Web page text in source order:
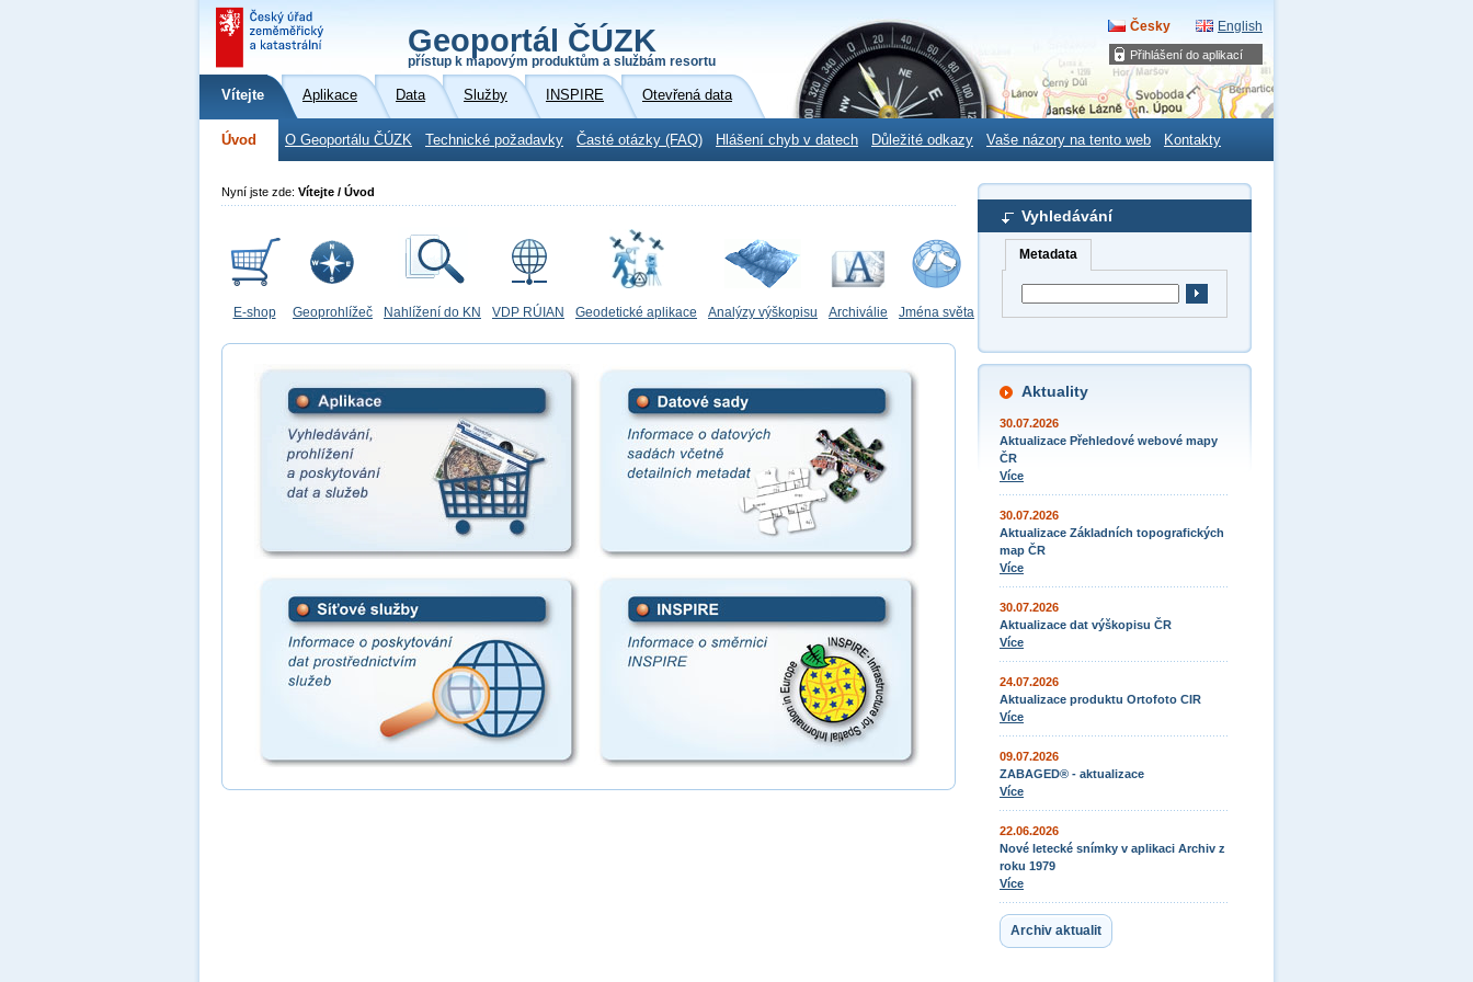
Přihlášení do aplikací
Geoportál ČÚZK
přístup k mapovým produktům a službám resortu
Česky English
Vítejte Aplikace Data Služby INSPIRE Otevřená data
Úvod O Geoportálu ČÚZK Technické požadavky Časté otázky (FAQ) Hlášení chyb v datech Důležité odkazy Vaše názory na tento web Kontakty
Vyhledávání
Metadata
Aktuality
30.07.2026
Aktualizace Přehledové webové mapy
ČR
Více
30.07.2026
Aktualizace Základních topografických
map ČR
Více
30.07.2026
Aktualizace dat výškopisu ČR
Více
24.07.2026
Aktualizace produktu Ortofoto CIR
Více
09.07.2026
ZABAGED® - aktualizace
Více
22.06.2026
Nové letecké snímky v aplikaci Archiv z
roku 1979
Více
Archiv aktualit
Nyní jste zde: Vítejte / Úvod
E-shop Geoprohlížeč Nahlížení do KN VDP RÚIAN Geodetické aplikace Analýzy výškopisu Archiválie Jména světa